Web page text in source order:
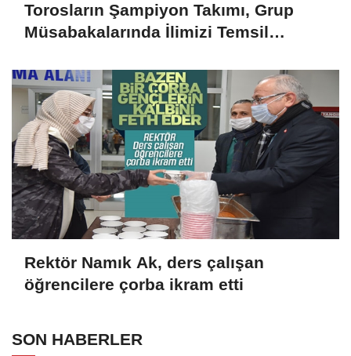
Torosların Şampiyon Takımı, Grup
Müsabakalarında İlimizi Temsil
Rektör Namık Ak, ders çalışan
öğrencilere çorba ikram etti
SON HABERLER